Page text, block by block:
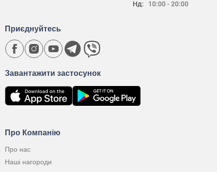
Нд:
10:00 - 20:00
Про Компанію
Про нас
Наші нагороди
Завантажити застосунок
Приєднуйтесь